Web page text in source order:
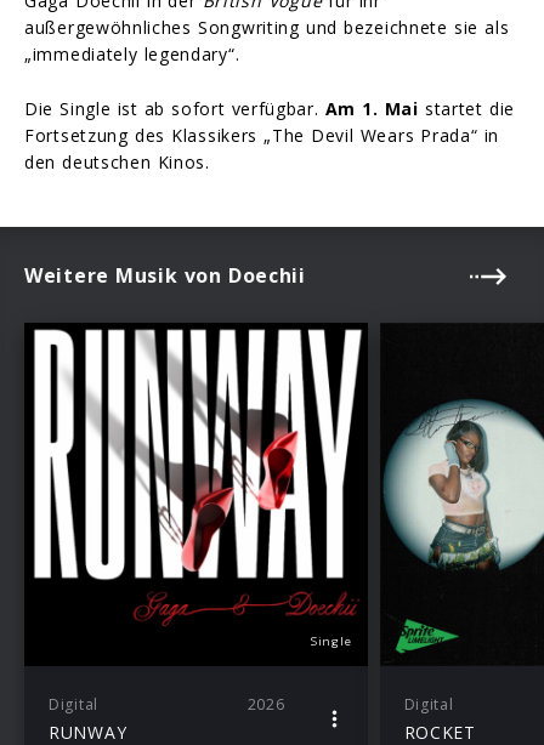
außergewöhnliches Songwriting und bezeichnete sie als
„immediately legendary“.
Die Single ist ab sofort verfügbar. Am 1. Mai startet die
Fortsetzung des Klassikers „The Devil Wears Prada“ in
den deutschen Kinos.
Weitere Musik von Doechii
Single
Digital 2026
RUNWAY
Digital
ROCKET